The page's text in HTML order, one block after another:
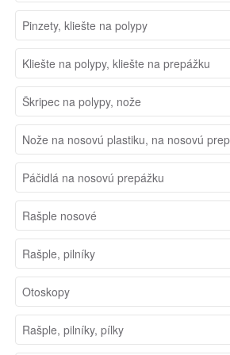
Pinzety, kliešte na polypy
Kliešte na polypy, kliešte na prepážku
Škripec na polypy, nože
Nože na nosovú plastiku, na nosovú
Páčidlá na nosovú prepážku
Rašple nosové
Rašple, pilníky
Otoskopy
Rašple, pilníky, pílky